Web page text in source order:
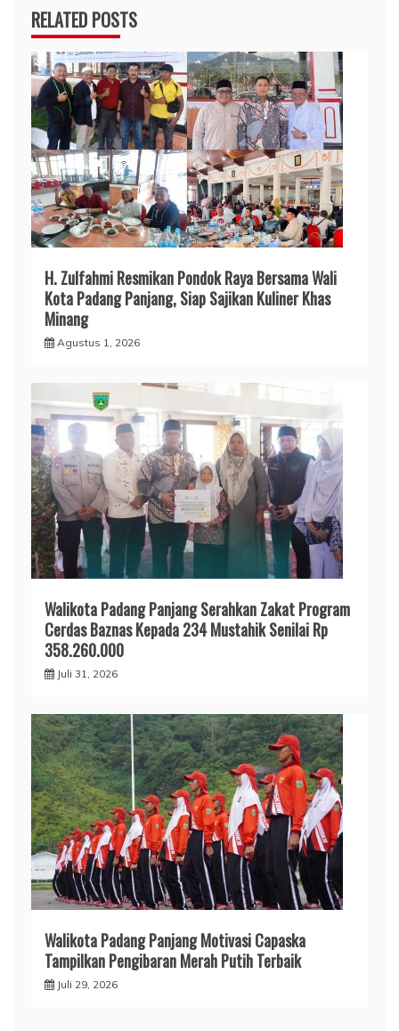
RELATED POSTS
H. Zulfahmi Resmikan Pondok Raya Bersama Wali
Kota Padang Panjang, Siap Sajikan Kuliner Khas
Minang
Agustus 1, 2026
Walikota Padang Panjang Serahkan Zakat Program
Cerdas Baznas Kepada 234 Mustahik Senilai Rp
358.260.000
Juli 31, 2026
Walikota Padang Panjang Motivasi Capaska
Tampilkan Pengibaran Merah Putih Terbaik
Juli 29, 2026